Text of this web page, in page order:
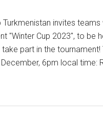
Turkmenistan invites
"Winter Cup 2023", to be
part in the
6pm local time: